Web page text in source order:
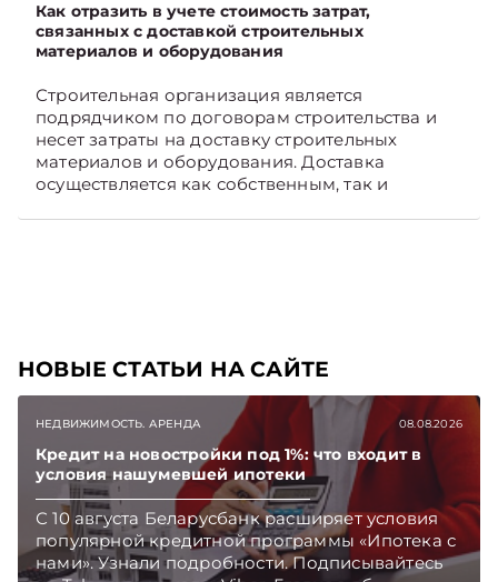
Как отразить в учете стоимость затрат,
связанных с доставкой строительных
материалов и оборудования
Строительная организация является
подрядчиком по договорам строительства и
несет затраты на доставку строительных
материалов и оборудования. Доставка
осуществляется как собственным, так и
НОВЫЕ СТАТЬИ НА САЙТЕ
НЕДВИЖИМОСТЬ. АРЕНДА 08.08.2026
Кредит на новостройки под 1%: что входит в
условия нашумевшей ипотеки
С 10 августа Беларусбанк расширяет условия
популярной кредитной программы «Ипотека с
нами». Узнали подробности. Подписывайтесь